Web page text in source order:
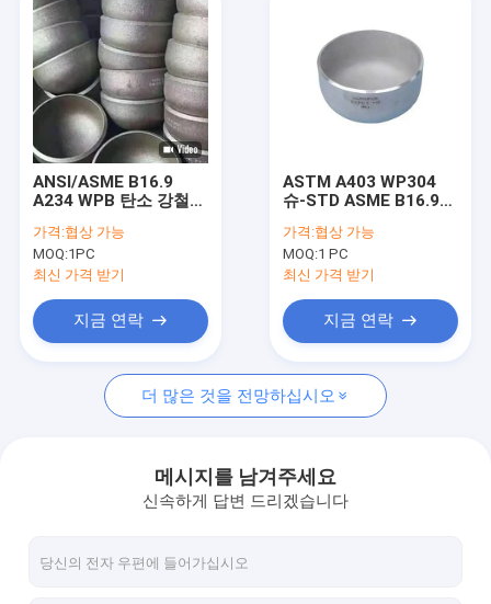
제품
우리에 대하여
공장 여행
품질 관리
뉴스
인용문을 요구하세요
엉덩이 용접 피팅
스테인레스 스틸 티
스테인리스 감속 기
ANSI/ASME B16.9
A234 WPB 탄소 강철
sch40 ST37 SCH20
SCH40 SS304 SS316
가격:협상 가능
MOQ:1PC
최신 가격 받기
지금 연락
ASTM A403 WP304
슈-STD ASME B16.9
버트 접합 파이프 캡 48
" 캡을 피팅을 합니다
가격:협상 가능
MOQ:1 PC
최신 가격 받기
지금 연락
더 많은 것을 전망하십시오
메시지를 남겨주세요
신속하게 답변 드리겠습니다